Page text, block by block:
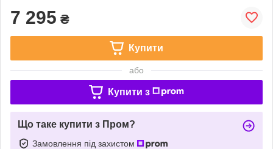
7 295 ₴
Купити
або
Купити з
Що таке купити з Пром?
Замовлення під захистом